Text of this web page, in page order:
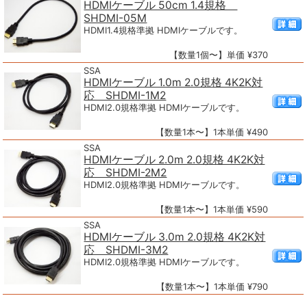
HDMIケーブル 50cm 1.4規格
SHDMI-05M
HDMI1.4規格準拠 HDMIケーブルです。
【数量1個〜】単価 ¥370
SSA
HDMIケーブル 1.0m 2.0規格 4K2K対
応 SHDMI-1M2
HDMI2.0規格準拠 HDMIケーブルです。
【数量1本〜】1本単価 ¥490
SSA
HDMIケーブル 2.0m 2.0規格 4K2K対
応 SHDMI-2M2
HDMI2.0規格準拠 HDMIケーブルです。
【数量1本〜】1本単価 ¥590
SSA
HDMIケーブル 3.0m 2.0規格 4K2K対
応 SHDMI-3M2
HDMI2.0規格準拠 HDMIケーブルです。
【数量1本〜】1本単価 ¥790